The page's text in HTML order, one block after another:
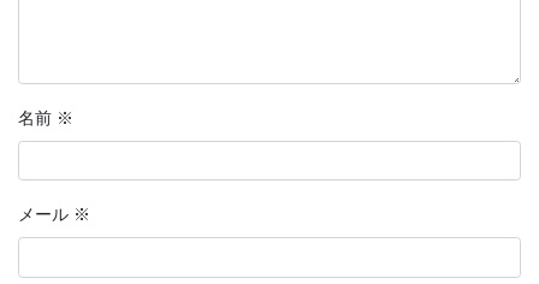
名前 ※
メール ※